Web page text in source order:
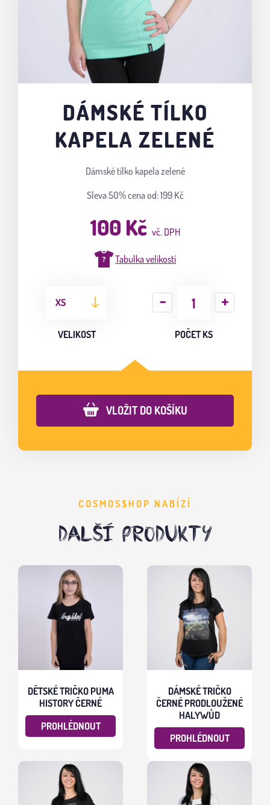
DÁMSKÉ TÍLKO
KAPELA ZELENÉ
Dámské tílko kapela zelené
Sleva 50%cena od: 199 Kč
100 Kč vč. DPH
Tabulka velikostí
XS
VELIKOST POČET KS
VLOŽIT DO KOŠÍKU
COSMOS$HOP NABÍZÍ
DALŠÍ PRODUKTY
DĚTSKÉ TRIČKO PUMA
HISTORY ČERNÉ
PROHLÉDNOUT
DÁMSKÉ TRIČKO
ČERNÉ PRODLOUŽENÉ
HALYWŮD
PROHLÉDNOUT